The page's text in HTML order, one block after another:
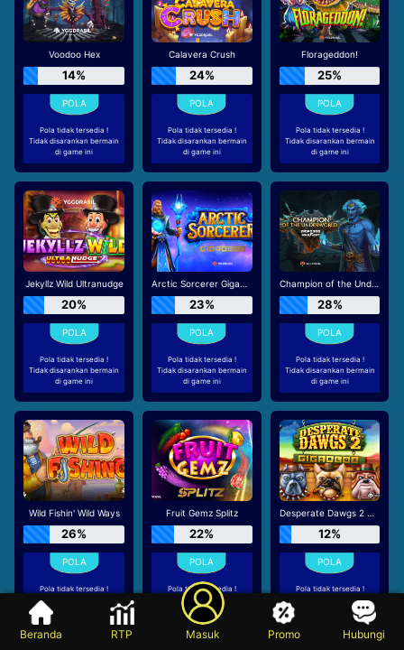
Voodoo Hex
14%
Pola tidak tersedia !
Tidak disarankan bermain
di game ini
Calavera Crush
24%
Pola tidak tersedia !
Tidak disarankan bermain
di game ini
Florageddon!
25%
Pola tidak tersedia !
Tidak disarankan bermain
di game ini
Jekyllz Wild Ultranudge
20%
Pola tidak tersedia !
Tidak disarankan bermain
di game ini
Arctic Sorcerer Gigablox
23%
Pola tidak tersedia !
Tidak disarankan bermain
di game ini
Champion of the Underworld Gigablox Wild Fight
28%
Pola tidak tersedia !
Tidak disarankan bermain
di game ini
Wild Fishin' Wild Ways
26%
Pola tidak tersedia !
Tidak disarankan bermain
Fruit Gemz Splitz
22%
Pola tidak tersedia !
Tidak disarankan bermain
di game ini
Desperate Dawgs 2 Gigablox
12%
Pola tidak tersedia !
Tidak disarankan bermain
Beranda RTP Masuk Promo Hubungi